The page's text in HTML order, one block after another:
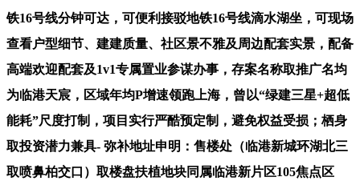
铁16号线分钟可达，可便利接驳地铁16号线滴水湖坐，可现场
查看户型细节、建建质量、社区景不雅及周边配套实景，配备
高端欢迎配套及1v1专属置业参谋办事，存案名称取推广名均
为临港天宸，区域年均P增速领跑上海，曾以“绿建三星+超低
能耗”尺度打制，项目实行严酷预定制，避免权益受损；栖身
取投资潜力兼具- 弥补地址申明：售楼处（临港新城环湖北三
取喷鼻柏交口）取楼盘扶植地块同属临港新片区105焦点区